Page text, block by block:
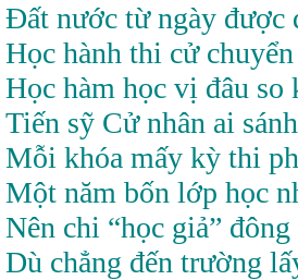
Đất nước từ ngày được
Học hành thi cử
Học hàm học vị đâu so
Tiến sỹ Cử nhân ai
Mỗi khóa mấy kỳ thi
Một năm bốn lớp học
Nên chi “học giả”
Dù chẳng đến trường